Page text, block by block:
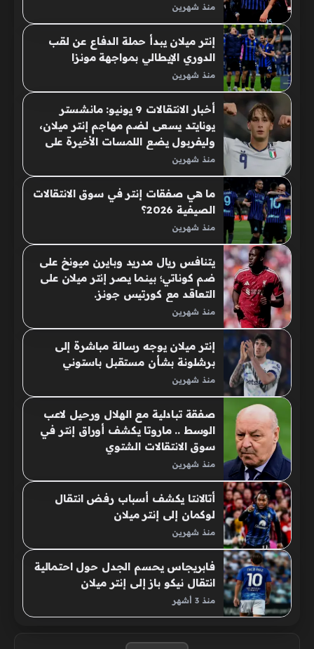
منذ شهرين
إنتر ميلان يبدأ حملة الدفاع عن لقب
الدوري الإيطالي بمواجهة مونزا
منذ شهرين
أخبار الانتقالات 9 يونيو: مانشستر
يونايتد يسعى لضم مهاجم إنتر ميلان،
وليفربول يضع اللمسات الأخيرة على
بديل كوناتي.
منذ شهرين
ما هي صفقات إنتر في سوق الانتقالات
الصيفية 2026؟
منذ شهرين
يتنافس ريال مدريد وبايرن ميونخ على
ضم كوناتي؛ بينما يصر إنتر ميلان على
التعاقد مع كورتيس جونز.
منذ شهرين
إنتر ميلان يوجه رسالة مباشرة إلى
برشلونة بشأن مستقبل باستوني
منذ شهرين
صفقة تبادلية مع الهلال ورحيل لاعب
الوسط .. ماروتا يكشف أوراق إنتر في
سوق الانتقالات الشتوي
منذ شهرين
أتالانتا يكشف أسباب رفض انتقال
لوكمان إلى إنتر ميلان
منذ شهرين
فابريجاس يحسم الجدل حول احتمالية
انتقال نيكو باز إلى إنتر ميلان
منذ 3 أشهر